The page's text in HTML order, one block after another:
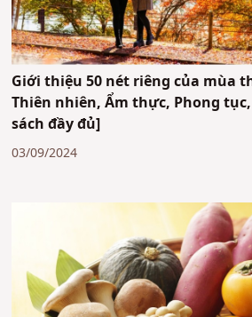
Giới thiệu 50 nét riêng của mùa
Thiên nhiên, Ẩm thực, Phong
sách đầy đủ]
03/09/2024